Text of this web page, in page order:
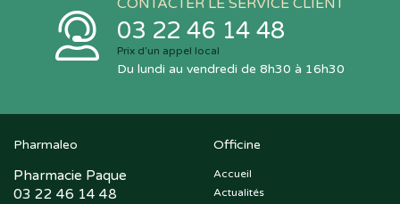
CONTACTER LE SERVICE CLIENT
03 22 46 14 48
Prix d’un appel local
Du lundi au vendredi de 8h30 à 16h30
Pharmaleo
Pharmacie Paque
03 22 46 14 48
Officine
Accueil
Actualités